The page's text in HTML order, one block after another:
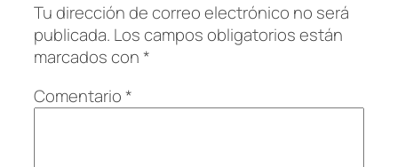
Tu dirección de correo electrónico no será
publicada. Los campos obligatorios están
marcados con*
Comentario*